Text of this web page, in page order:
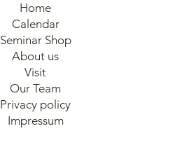
Home
Calendar
Seminar Shop
About us
Visit
Our Team
Privacy policy
Impressum